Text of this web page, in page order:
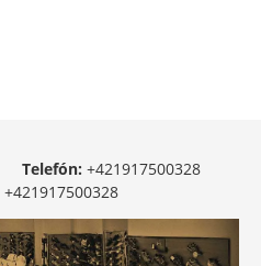
Telefón: +421917500328
+421917500328